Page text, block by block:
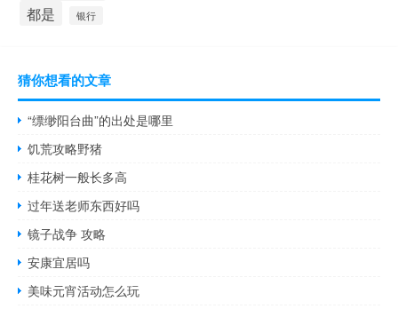
都是 银行
猜你想看的文章
“缥缈阳台曲”的出处是哪里
饥荒攻略野猪
桂花树一般长多高
过年送老师东西好吗
镜子战争 攻略
安康宜居吗
美味元宵活动怎么玩